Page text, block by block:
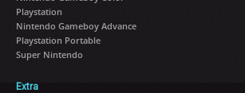
Playstation
Nintendo Gameboy Advance
Playstation Portable
Super Nintendo
Extra